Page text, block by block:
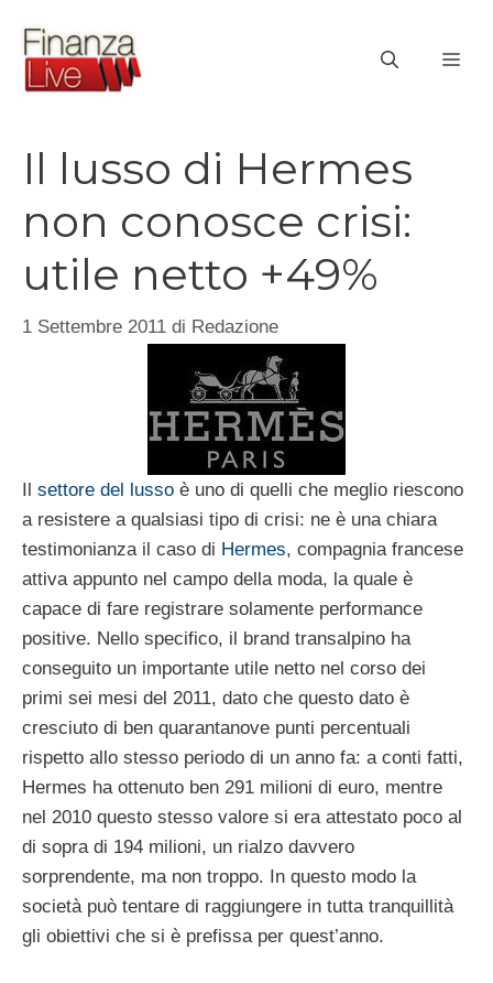
contenuto
Il lusso di Hermes
non conosce crisi:
utile netto +49%
1 Settembre 2011 di Redazione
Il settore del lusso è uno di quelli che meglio riescono
a resistere a qualsiasi tipo di crisi: ne è una chiara
testimonianza il caso di Hermes, compagnia francese
attiva appunto nel campo della moda, la quale è
capace di fare registrare solamente performance
positive. Nello specifico, il brand transalpino ha
conseguito un importante utile netto nel corso dei
primi sei mesi del 2011, dato che questo dato è
cresciuto di ben quarantanove punti percentuali
rispetto allo stesso periodo di un anno fa: a conti fatti,
Hermes ha ottenuto ben 291 milioni di euro, mentre
nel 2010 questo stesso valore si era attestato poco al
di sopra di 194 milioni, un rialzo davvero
sorprendente, ma non troppo. In questo modo la
società può tentare di raggiungere in tutta tranquillità
gli obiettivi che si è prefissa per quest’anno.